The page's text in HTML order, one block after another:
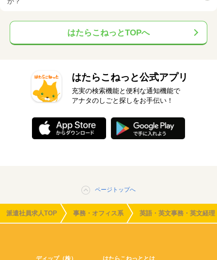
はたらこねっとTOPへ
はたらこねっと公式アプリ
充実の検索機能と便利な通知機能で
アナタのしごと探しをお手伝い！
ページトップへ
派遣社員求人TOP 事務・オフィス系 英語・英文事務・英文経理
ディップ（株） はたらこねっととは